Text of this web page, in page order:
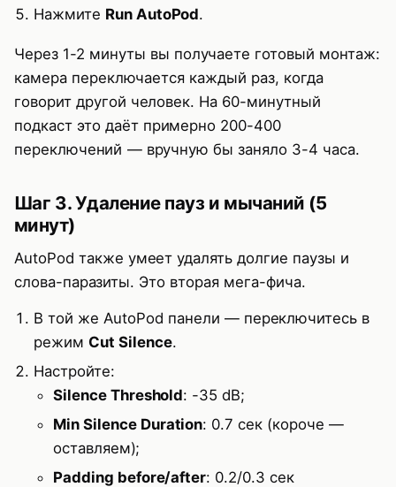
Нажмите Run AutoPod.
Через 1-2 минуты вы получаете готовый монтаж:
камера переключается каждый раз, когда
говорит другой человек. На 60-минутный
подкаст это даёт примерно 200-400
переключений — вручную бы заняло 3-4 часа.
Шаг 3. Удаление пауз и мычаний (5
минут)
AutoPod также умеет удалять долгие паузы и
слова-паразиты. Это вторая мега-фича.
В той же AutoPod панели — переключитесь в
режим Cut Silence.
Настройте:
Silence Threshold: -35 dB;
Min Silence Duration: 0.7 сек (короче —
оставляем);
Padding before/after: 0.2/0.3 сек